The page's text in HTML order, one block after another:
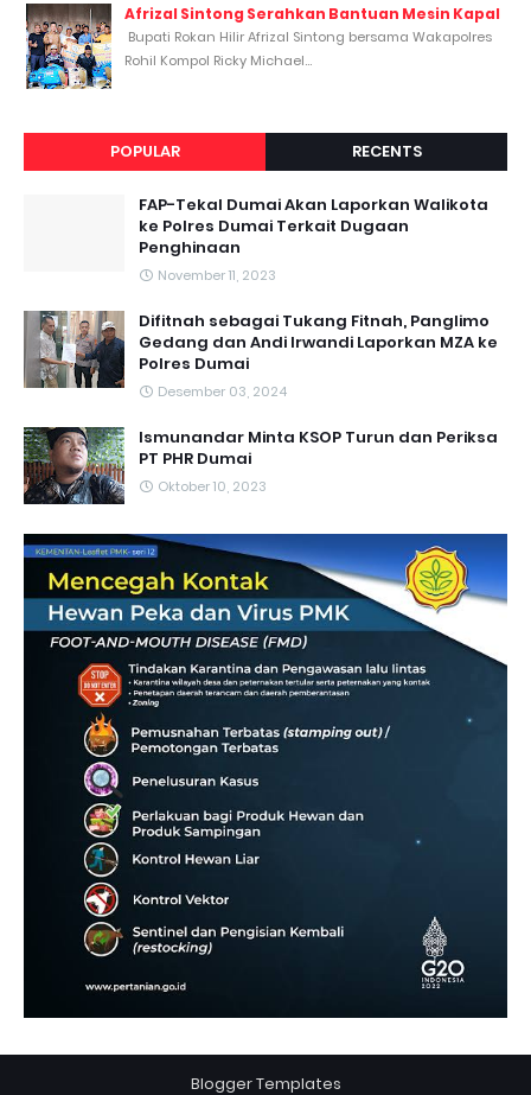
Afrizal Sintong Serahkan Bantuan Mesin Kapal
Bupati Rokan Hilir Afrizal Sintong bersama Wakapolres
Rohil Kompol Ricky Michael...
POPULAR RECENTS
FAP-Tekal Dumai Akan Laporkan Walikota
ke Polres Dumai Terkait Dugaan
Penghinaan
November 11, 2023
Difitnah sebagai Tukang Fitnah, Panglimo
Gedang dan Andi Irwandi Laporkan MZA ke
Polres Dumai
Desember 03, 2024
Ismunandar Minta KSOP Turun dan Periksa
PT PHR Dumai
Oktober 10, 2023
Blogger Templates